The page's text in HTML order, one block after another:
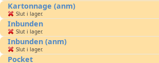
Kartonnage (anm)
Slut i lager.
Inbunden
Slut i lager.
Inbunden (anm)
Slut i lager.
Pocket